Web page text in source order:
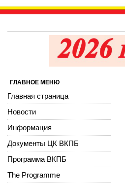
ГЛАВНОЕ МЕНЮ
Главная страница
Новости
Информация
Документы ЦК ВКПБ
Программа ВКПБ
The Programme